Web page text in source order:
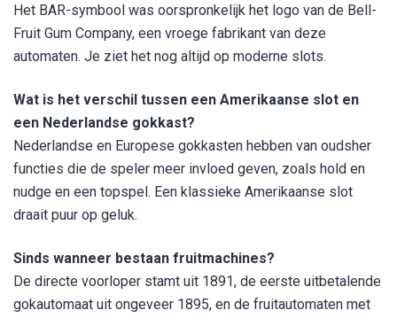
Het BAR-symbool was oorspronkelijk het logo van de Bell-
Fruit Gum Company, een vroege fabrikant van deze
automaten. Je ziet het nog altijd op moderne slots.
Wat is het verschil tussen een Amerikaanse slot en
een Nederlandse gokkast?
Nederlandse en Europese gokkasten hebben van oudsher
functies die de speler meer invloed geven, zoals hold en
nudge en een topspel. Een klassieke Amerikaanse slot
draait puur op geluk.
Sinds wanneer bestaan fruitmachines?
De directe voorloper stamt uit 1891, de eerste uitbetalende
gokautomaat uit ongeveer 1895, en de fruitautomaten met